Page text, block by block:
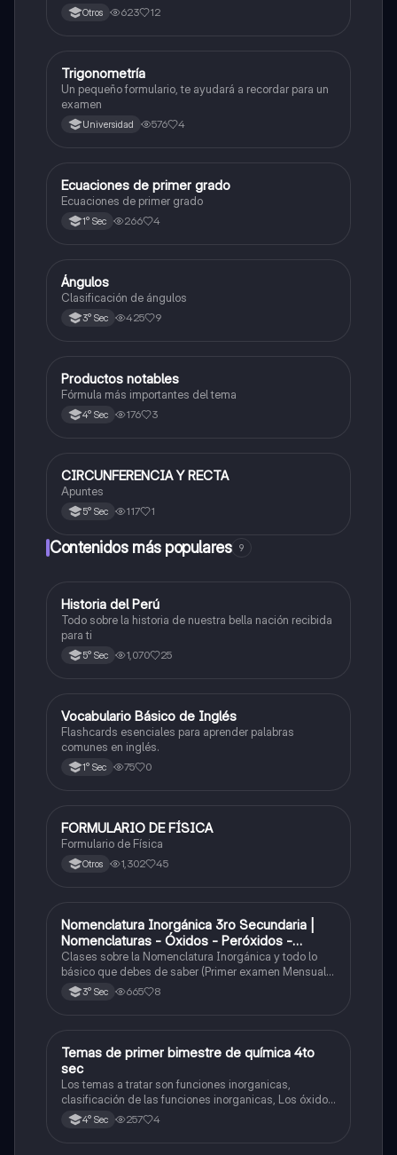
Otros 623 12
Matemáticas
Trigonometría
Un pequeño formulario, te ayudará a recordar para un
examen
Universidad 576 4
Matemáticas
Ecuaciones de primer grado
Ecuaciones de primer grado
1° Sec 266 4
Matemáticas
Ángulos
Clasificación de ángulos
3° Sec 425 9
Matemáticas
Productos notables
Fórmula más importantes del tema
4° Sec 176 3
Matemáticas
CIRCUNFERENCIA Y RECTA
Apuntes
5° Sec 117 1
Contenidos más populares 9
Ciencias Sociales
Historia del Perú
Todo sobre la historia de nuestra bella nación recibida
para ti
5° Sec 1,070 25
VInglés
Vocabulario Básico de Inglés
Flashcards esenciales para aprender palabras
comunes en inglés.
1° Sec 75 0
Física
FORMULARIO DE FÍSICA
Formulario de Física
Otros 1,302 45
Química
Nomenclatura Inorgánica 3ro Secundaria |
Nomenclaturas - Óxidos - Peróxidos -
Hidróxido o Bases
Clases sobre la Nomenclatura Inorgánica y todo lo
básico que debes de saber (Primer examen Mensual
2025)3° Sec 665 8
Química
Temas de primer bimestre de química 4to
sec
Los temas a tratar son funciones inorganicas,
clasificación de las funciones inorganicas, Los óxidos
y los óxidos ácidos
4° Sec 257 4